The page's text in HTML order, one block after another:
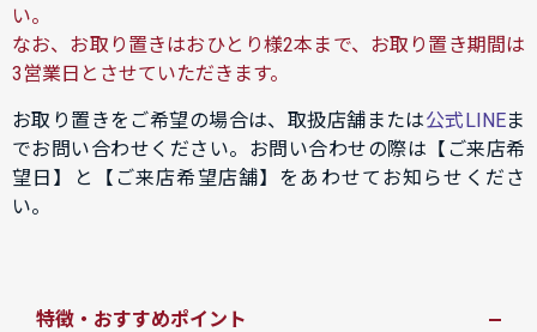
い。
なお、お取り置きはおひとり様2本まで、お取り置き期間は
3営業日とさせていただきます。
お取り置きをご希望の場合は、取扱店舗または公式LINEま
でお問い合わせください。お問い合わせの際は【ご来店希
望日】と【ご来店希望店舗】をあわせてお知らせくださ
い。
特徴・おすすめポイント